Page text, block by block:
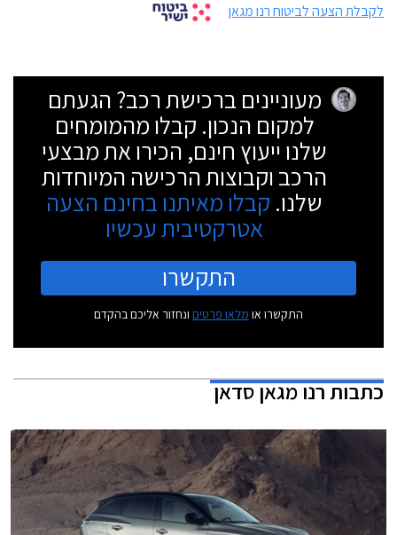
לקבלת הצעה לביטוח רנו מגאן
מעוניינים ברכישת רכב? הגעתם
למקום הנכון. קבלו מהמומחים
שלנו ייעוץ חינם, הכירו את מבצעי
הרכב וקבוצות הרכישה המיוחדות
שלנו. קבלו מאיתנו בחינם הצעה
אטרקטיבית עכשיו
התקשרו
התקשרו או מלאו פרטים ונחזור אליכם בהקדם
כתבותרנו מגאן סדאן